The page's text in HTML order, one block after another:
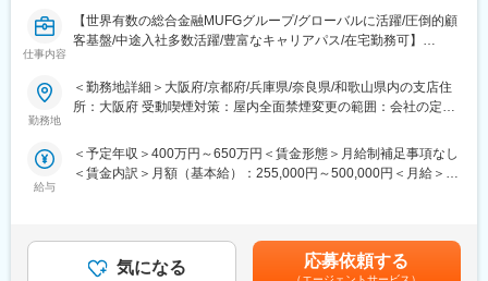
画・運営
■入社後の流れ：
最初の1ヵ月は座学でビジネスマナー、当社の歴史、生命保険の基
礎知識を習得
・現地研修／通算6ヵ月
配属先の営業所にてお客さまアドバイザーの新規採用、活動基盤
お客さま対応や事務処理、経営費管理、労務管理等の習得
仕事内容
【世界有数の総合金融MUFGグループ/グローバルに活躍/圧倒的顧
客基盤/中途入社多数活躍/豊富なキャリアパス/在宅勤務可】
法人や法人オーナー向けの営業に従事いただきます。預金、貸
出、決済を中心としたバンキング業務および社会課題起点・顧客
支店配属とは異なり、売上30億円未満の中小企業に特化しており
ます。
拠点／200名以上で構成。現在はシニア人材中心だが、今後は現
役行員の投入も視野に入れております。
勤務地
＜勤務地詳細＞大阪府/京都府/兵庫県/奈良県/和歌山県内の支店住
所：大阪府 受動喫煙対策：屋内全面禁煙変更の範囲：会社の定め
給与
＜予定年収＞400万円～650万円＜賃金形態＞月給制補足事項なし
＜賃金内訳＞月額（基本給）：255,000円～500,000円＜月給＞
であり、選考を通じて上下する可能性があります。月給(月額)は固
定手当を含めた表記です。
気になる 応募依頼する